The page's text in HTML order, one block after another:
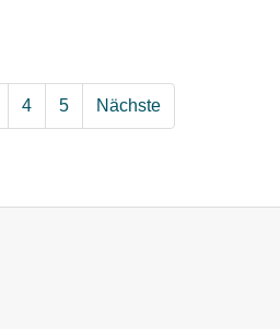
4 5 Nächste